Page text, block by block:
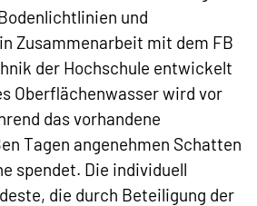
und
Zusammenarbeit mit dem FB
der Hochschule entwickelt
Oberflächenwasser wird vor
das vorhandene
Tagen angenehmen Schatten
spendet. Die individuell
die durch Beteiligung der